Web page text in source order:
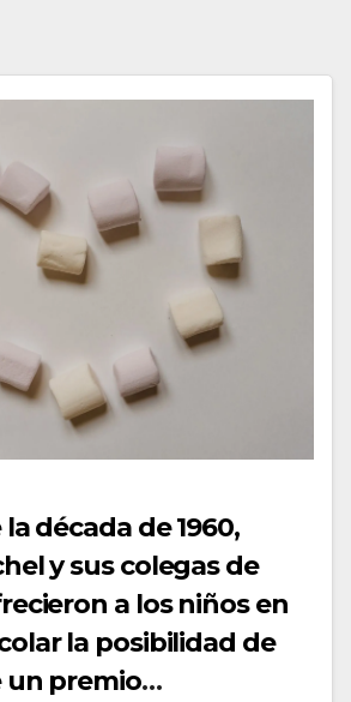
década de 1960,
y sus colegas de
a los niños en
la posibilidad de
un premio